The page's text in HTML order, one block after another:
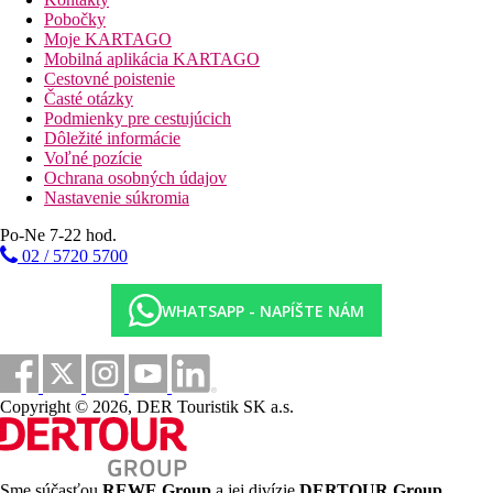
Stravovanie
Raňajky
Vzdialenosti
33 km
Vzdialenosť od najbližšieho letiska
bazény
Ležadlá a slnečníky pri bazéne zadarmo
Detský bazén
Bar pri bazéne
Fotogaléria
Pobočky
Moje KARTAGO
Mobilná aplikácia KARTAGO
Cestovné poistenie
Časté otázky
Podmienky pre cestujúcich
Dôležité informácie
Voľné pozície
Ochrana osobných údajov
Nastavenie súkromia
Po-Ne 7-22 hod.
02 / 5720 5700
WHATSAPP - NAPÍŠTE NÁM
Copyright © 2026, DER Touristik SK a.s.